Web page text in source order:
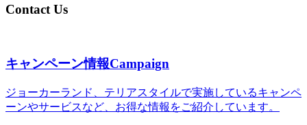
Contact Us
キャンペーン情報Campaign
ジョーカーランド、テリアスタイルで実施しているキャンペ
ーンやサービスなど、お得な情報をご紹介しています。